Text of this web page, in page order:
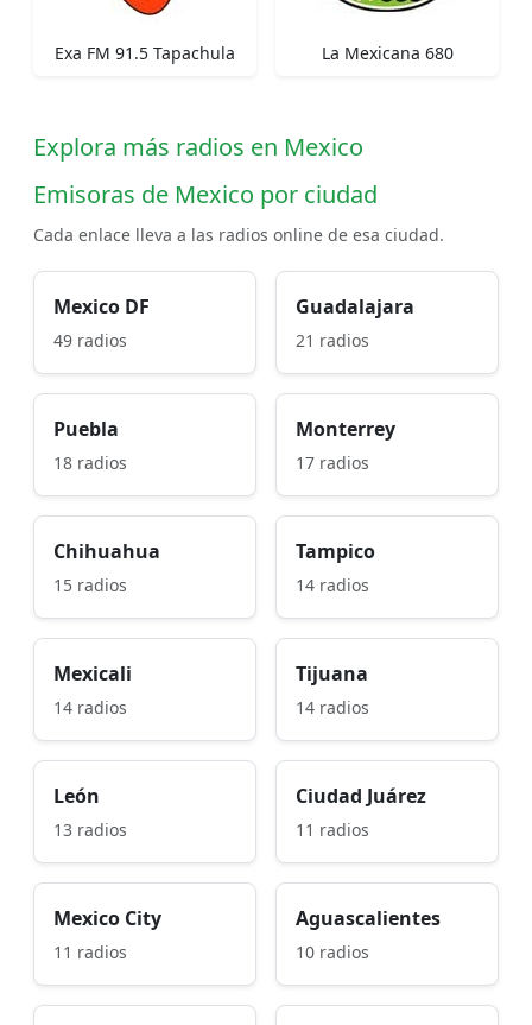
Exa FM 91.5 Tapachula La Mexicana 680
Explora más radios en Mexico
Emisoras de Mexico por ciudad
Cada enlace lleva a las radios online de esa ciudad.
Mexico DF
49 radios
Guadalajara
21 radios
Puebla
18 radios
Monterrey
17 radios
Chihuahua
15 radios
Tampico
14 radios
Mexicali
14 radios
Tijuana
14 radios
León
13 radios
Ciudad Juárez
11 radios
Mexico City
11 radios
Aguascalientes
10 radios